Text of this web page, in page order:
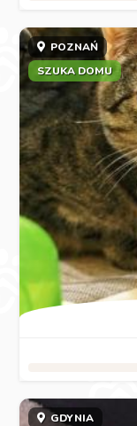
POZNAŃ
SZUKA DOMU
GDYNIA